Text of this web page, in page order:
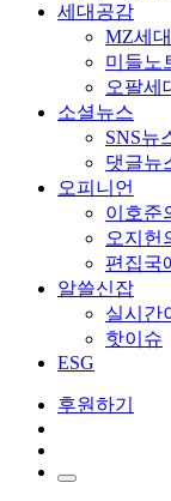
세대공감
MZ세대
미들노
오팔세
소셜뉴스
SNS뉴
댓글뉴
오피니언
이호준
오지헌
편집국
알쓸신잡
실시간
핫이슈
ESG
후원하기